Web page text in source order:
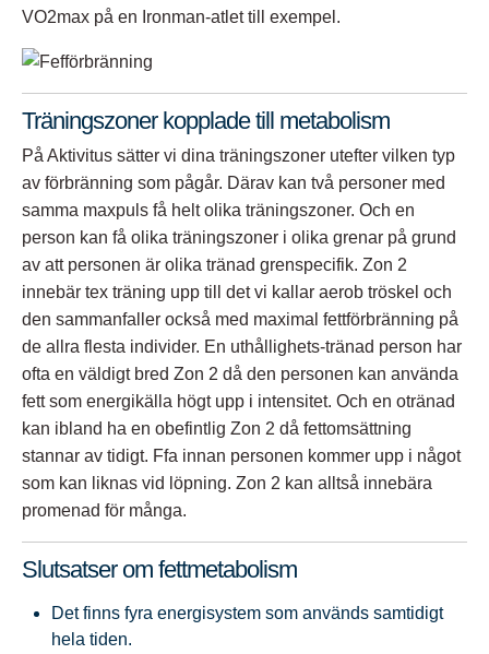
VO2max på en Ironman-atlet till exempel.
Träningszoner kopplade till metabolism
På Aktivitus sätter vi dina träningszoner utefter vilken typ
av förbränning som pågår. Därav kan två personer med
samma maxpuls få helt olika träningszoner. Och en
person kan få olika träningszoner i olika grenar på grund
av att personen är olika tränad grenspecifik. Zon 2
innebär tex träning upp till det vi kallar aerob tröskel och
den sammanfaller också med maximal fettförbränning på
de allra flesta individer. En uthållighets-tränad person har
ofta en väldigt bred Zon 2 då den personen kan använda
fett som energikälla högt upp i intensitet. Och en otränad
kan ibland ha en obefintlig Zon 2 då fettomsättning
stannar av tidigt. Ffa innan personen kommer upp i något
som kan liknas vid löpning. Zon 2 kan alltså innebära
promenad för många.
Slutsatser om fettmetabolism
Det finns fyra energisystem som används samtidigt
hela tiden.